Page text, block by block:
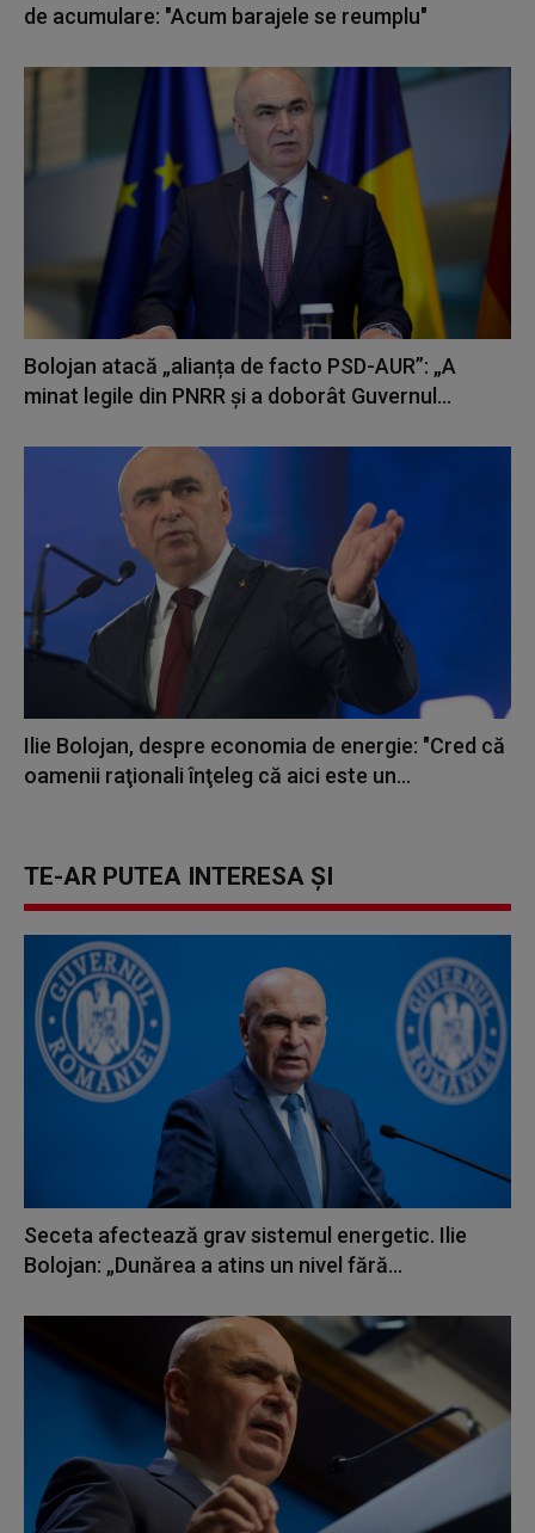
de acumulare: "Acum barajele se reumplu"
Bolojan atacă „alianța de facto PSD-AUR”: „A
minat legile din PNRR și a doborât Guvernul...
Ilie Bolojan, despre economia de energie: "Cred că
oamenii raţionali înţeleg că aici este un...
TE-AR PUTEA INTERESA ȘI
Seceta afectează grav sistemul energetic. Ilie
Bolojan: „Dunărea a atins un nivel fără...